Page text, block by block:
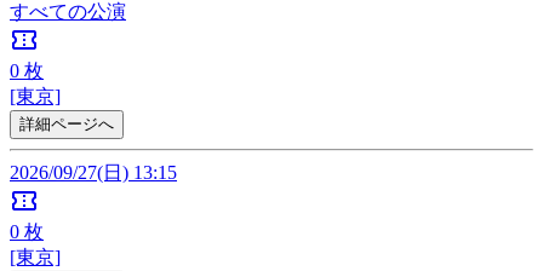
すべての公演
confirmation_number
0 枚
[東京]
詳細ページへ
2026/09/27(日) 13:15
confirmation_number
0 枚
[東京]